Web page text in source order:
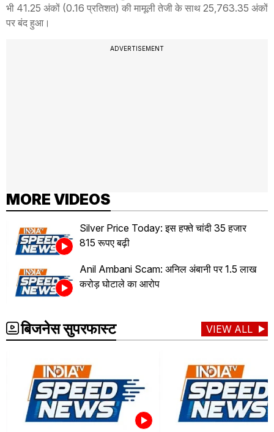
भी 41.25 अंकों (0.16 प्रतिशत) की मामूली तेजी के साथ 25,763.35 अंकों
पर बंद हुआ।
ADVERTISEMENT
MORE VIDEOS
Silver Price Today: इस हफ्ते चांदी 35 हजार
815 रूपए बढ़ी
Anil Ambani Scam: अनिल अंबानी पर 1.5 लाख
करोड़ घोटाले का आरोप
बिजनेस सुपरफास्ट VIEW ALL